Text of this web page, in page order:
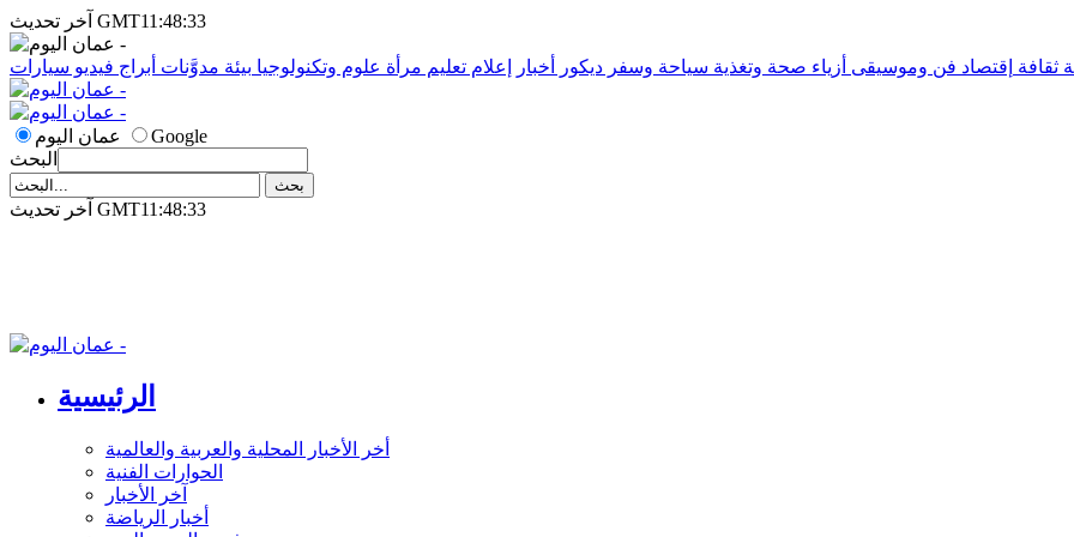
آخر تحديث GMT11:48:33
ثقافة إقتصاد فن وموسيقى أزياء صحة وتغذية سياحة وسفر ديكور أخبار إعلام تعليم مرأة علوم وتكنولوجيا بيئة مدوَّنات أبراج فيديو سيارات
عمان اليوم
Google
البحث
آخر تحديث GMT11:48:33
الرئيسية
أخر الأخبار المحلية والعربية والعالمية
الحوارات الفنية
آخر الأخبار
أخبار الرياضة